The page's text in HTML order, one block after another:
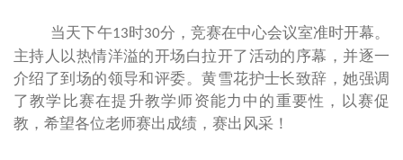
当天下午13时30分，竞赛在中心会议室准时开幕。
主持人以热情洋溢的开场白拉开了活动的序幕，并逐一
介绍了到场的领导和评委。黄雪花护士长致辞，她强调
了教学 比赛在提升教学师资能力中的重要性，以赛促
教，希望各位老师赛出成绩，赛出风采！